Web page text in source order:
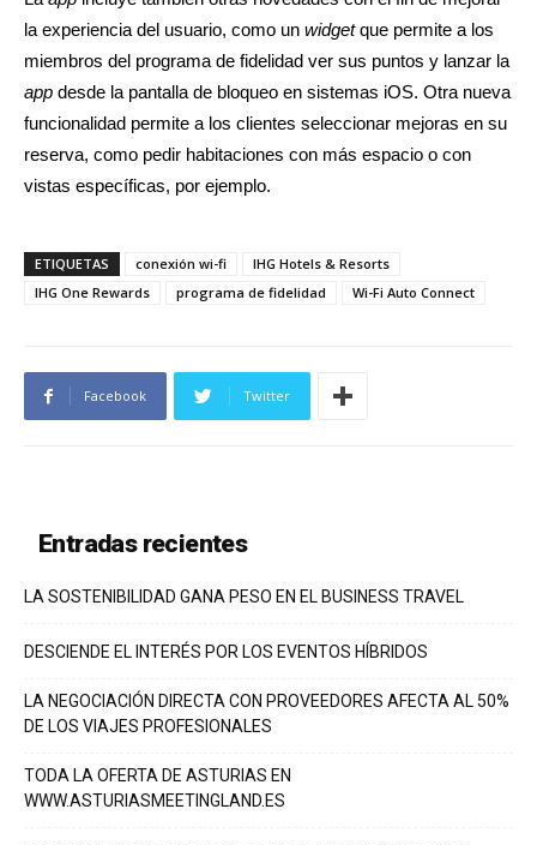
la experiencia del usuario, como un widgetque permite a los
miembros del programa de fidelidad ver sus puntos y lanzar la
app desde la pantalla de bloqueo en sistemas iOS. Otra nueva
funcionalidad permite a los clientes seleccionar mejoras en su
reserva, como pedir habitaciones con más espacio o con
vistas específicas, por ejemplo.
ETIQUETAS conexión wi-fi
IHG Hotels & Resorts
IHG One Rewards
programa de fidelidad Wi-Fi Auto Connect
Facebook Twitter
Entradas recientes
LA SOSTENIBILIDAD GANA PESO EN EL BUSINESS TRAVEL
DESCIENDE EL INTERÉS POR LOS EVENTOS HÍBRIDOS
LA NEGOCIACIÓN DIRECTA CON PROVEEDORES AFECTA AL 50%
DE LOS VIAJES PROFESIONALES
TODA LA OFERTA DE ASTURIAS EN
WWW.ASTURIASMEETINGLAND.ES